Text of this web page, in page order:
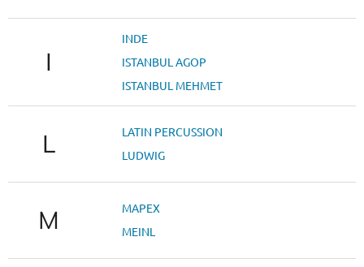
I
INDE
ISTANBUL AGOP
ISTANBUL MEHMET
L
LATIN PERCUSSION
LUDWIG
M
MAPEX
MEINL